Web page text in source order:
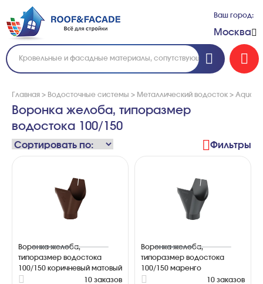
Ваш город:
Москва
Главная > Водосточные системы > Металлический водосток >
Воронка желоба, типоразмер
водостока 100/150
Фильтры
Воронка желоба,
типоразмер водостока
100/150 коричневый матовый
10 заказов
Воронка желоба,
типоразмер водостока
100/150 маренго
10 заказов